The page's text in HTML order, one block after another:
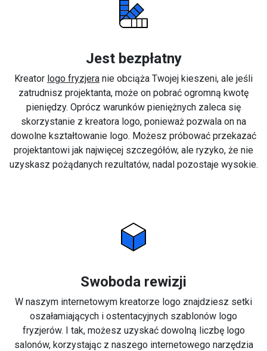
Jest bezpłatny
Kreator logo fryzjera nie obciąża Twojej kieszeni, ale jeśli
zatrudnisz projektanta, może on pobrać ogromną kwotę
pieniędzy. Oprócz warunków pieniężnych zaleca się
skorzystanie z kreatora logo, ponieważ pozwala on na
dowolne kształtowanie logo. Możesz próbować przekazać
projektantowi jak najwięcej szczegółów, ale ryzyko, że nie
uzyskasz pożądanych rezultatów, nadal pozostaje wysokie.
Swoboda rewizji
W naszym internetowym kreatorze logo znajdziesz setki
oszałamiających i ostentacyjnych szablonów logo
fryzjerów. I tak, możesz uzyskać dowolną liczbę logo
salonów, korzystając z naszego internetowego narzędzia